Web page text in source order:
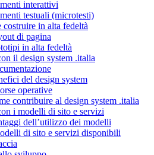
interattivi
testuali (microtesti)
costruire in alta fedeltà
di pagina
in alta fedeltà
il design system .italia
del design system
operative
contribuire al design system .italia
i modelli di sito e servizi
dell’utilizzo dei modelli
di sito e servizi disponibili